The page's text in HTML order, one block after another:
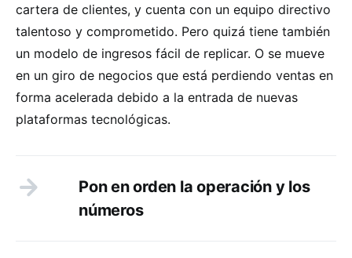
cartera de clientes, y cuenta con un equipo directivo
talentoso y comprometido. Pero quizá tiene también
un modelo de ingresos fácil de replicar. O se mueve
en un giro de negocios que está perdiendo ventas en
forma acelerada debido a la entrada de nuevas
plataformas tecnológicas.
Pon en orden la operación y los
números